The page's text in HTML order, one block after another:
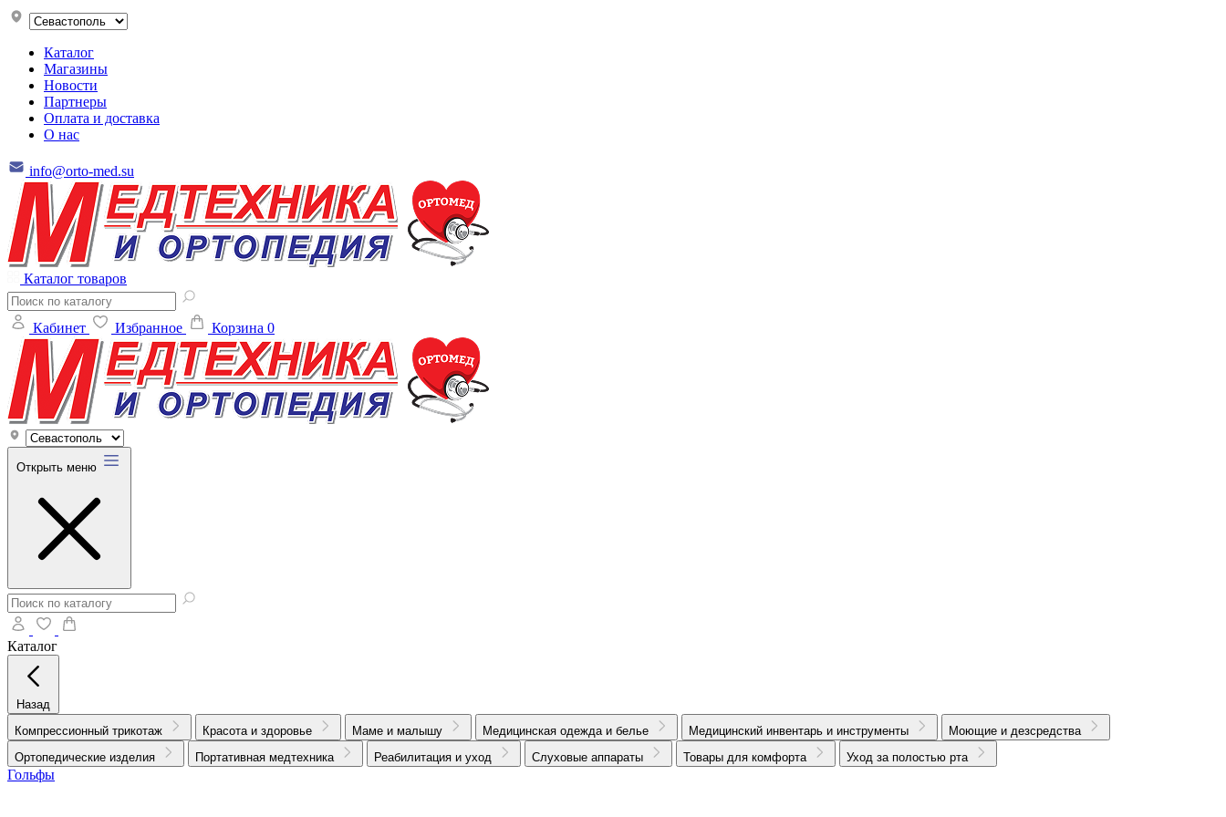
Каталог
Магазины
Новости
Партнеры
Оплата и доставка
О нас
info@orto-med.su
Каталог товаров
Кабинет Избранное Корзина 0
Открыть меню
Каталог
Назад
Компрессионный трикотаж
Красота и здоровье Маме и малышу Медицинская одежда и белье Медицинский инвентарь и инструменты
Моющие и дезсредства
Ортопедические изделия
Портативная медтехника Реабилитация и уход Слуховые аппараты Товары для комфорта Уход за полостью рта
Гольфы